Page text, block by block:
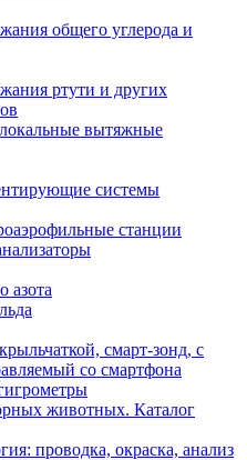
общего углерода и
ртути и других
вытяжные
системы
станции
азота
смарт-зонд, с
со смартфона
животных. Каталог
проводка, окраска, анализ